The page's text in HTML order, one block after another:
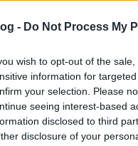
- Do Not Process My
wish to opt-out of the
information for
your selection. Please
seeing interest-based
disclosed to third
disclosure of your
be a ralicsapatok mögé,
1981-ben már
kettőt Marc Duez
két harmadik helyet